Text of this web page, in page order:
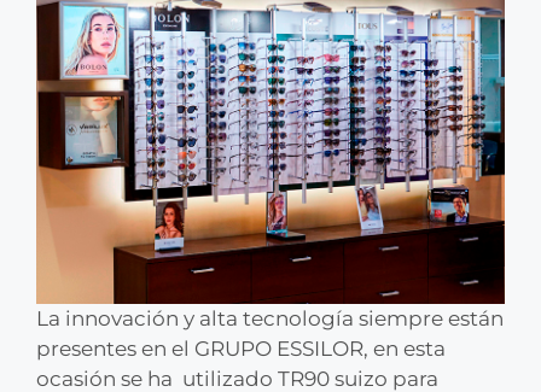
La innovación y alta tecnología siempre están
presentes en el GRUPO ESSILOR, en esta
ocasión se ha utilizado TR90 suizo para